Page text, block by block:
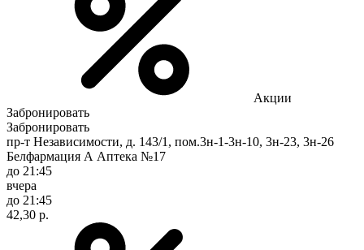
Акции
Забронировать
Забронировать
пр-т Независимости, д. 143/1, пом.3н-1-3н-10, 3н-23, 3н-26
Белфармация А Аптека №17
до 21:45
вчера
до 21:45
42,30 р.